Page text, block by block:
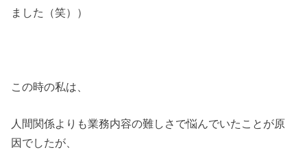
ました（笑））
この時の私は、
人間関係よりも業務内容の難しさで悩んでいたことが原
因でしたが、